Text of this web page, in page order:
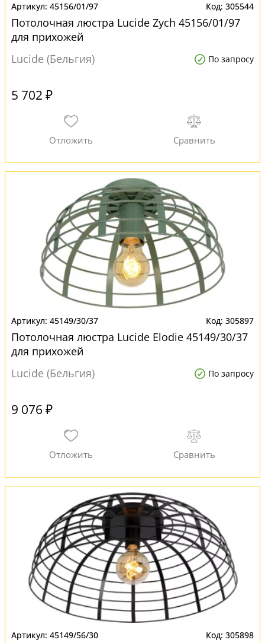
45156/01/97 305544
Потолочная люстра Lucide Zych 45156/01/97
для прихожей
Lucide (Бельгия)
По запросу
5 702 ₽
45149/30/37 305897
Потолочная люстра Lucide Elodie 45149/30/37
для прихожей
Lucide (Бельгия)
По запросу
9 076 ₽
45149/56/30 305898